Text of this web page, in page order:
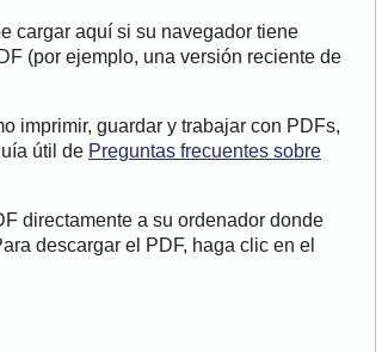
cargar aquí si su navegador tiene
(por ejemplo, una versión reciente de
imprimir, guardar y trabajar con PDFs,
útil de Preguntas frecuentes sobre
directamente a su ordenador donde
descargar el PDF, haga clic en el